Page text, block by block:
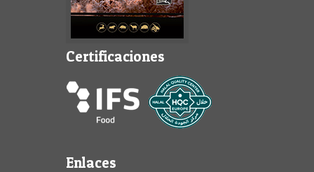
Certificaciones
Enlaces